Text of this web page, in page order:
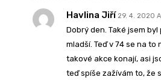
Havlina Jiří 29. 4. 2020
Dobrý den. Také jsem
mladší. Teď v 74 se na to
takové akce konají, asi
teď spíše zažívám to, že